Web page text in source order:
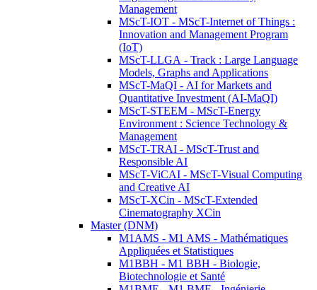
Management
MScT-IOT - MScT-Internet of Things :
Innovation and Management Program
(IoT)
MScT-LLGA - Track : Large Language
Models, Graphs and Applications
MScT-MaQI - AI for Markets and
Quantitative Investment (AI-MaQI)
MScT-STEEM - MScT-Energy
Environment : Science Technology &
Management
MScT-TRAI - MScT-Trust and
Responsible AI
MScT-ViCAI - MScT-Visual Computing
and Creative AI
MScT-XCin - MScT-Extended
Cinematography XCin
Master (DNM)
M1AMS - M1 AMS - Mathématiques
Appliquées et Statistiques
M1BBH - M1 BBH - Biologie,
Biotechnologie et Santé